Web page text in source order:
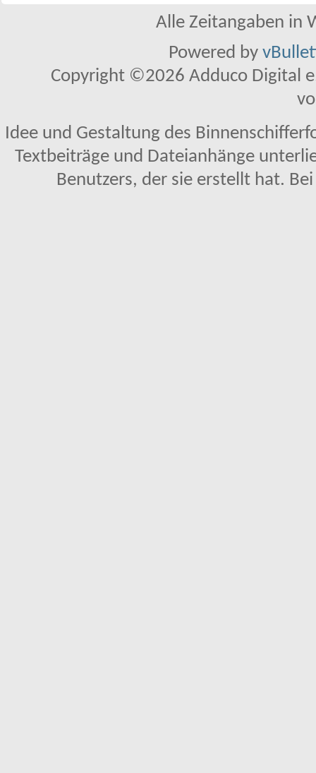
Alle Zeitangaben in
Powered by
Copyright ©2026 Adduco Digital
Idee und Gestaltung des
Textbeiträge und Dateianhänge
Benutzers, der sie erstellt hat.